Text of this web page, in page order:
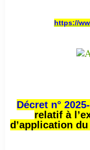
https://
Décret n°
relatif à
d’application